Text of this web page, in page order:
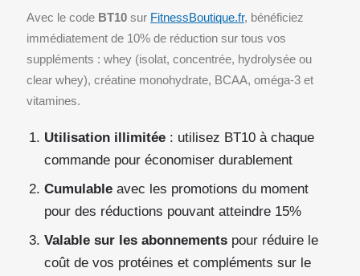
Avec le code BT10 sur FitnessBoutique.fr, bénéficiez
immédiatement de 10% de réduction sur tous vos
suppléments : whey (isolat, concentrée, hydrolysée ou
clear whey), créatine monohydrate, BCAA, oméga-3 et
vitamines.
Utilisation illimitée : utilisez BT10 à chaque
commande pour économiser durablement
Cumulable avec les promotions du moment
pour des réductions pouvant atteindre 15%
Valable sur les abonnements pour réduire le
coût de vos protéines et compléments sur le